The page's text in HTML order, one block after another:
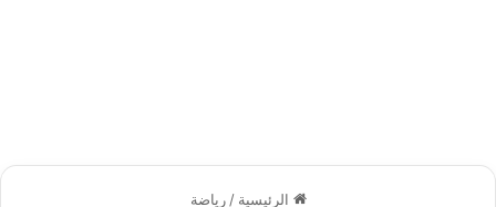
الرئيسية / رياضة